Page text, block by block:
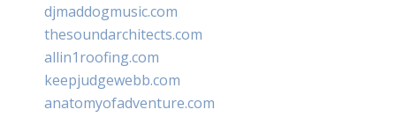
djmaddogmusic.com
thesoundarchitects.com
allin1roofing.com
keepjudgewebb.com
anatomyofadventure.com